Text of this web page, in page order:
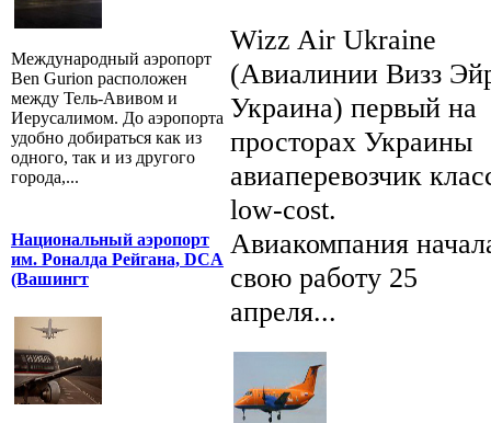
Международный аэропорт
Ben Gurion расположен
между Тель-Авивом и
Иерусалимом. До аэропорта
удобно добираться как из
одного, так и из другого
города,...
Национальный аэропорт
им. Роналда Рейгана, DCA
(Вашингт
Wizz Air Ukraine
(Авиалинии Визз
Украина) первый на
просторах Украины
авиаперевозчик
low-cost.
Авиакомпания
свою работу 25
апреля...